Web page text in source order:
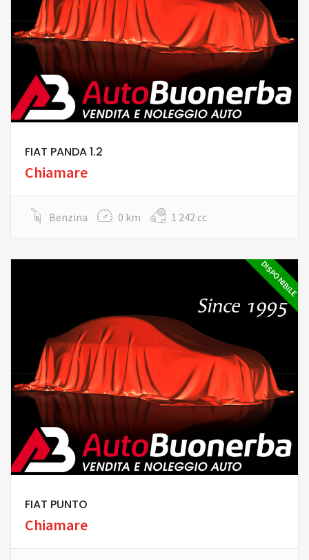
FIAT PANDA 1.2
Chiamare
Benzina 0 km 1 242 cc
DISPONIBILE
FIAT PUNTO
Chiamare